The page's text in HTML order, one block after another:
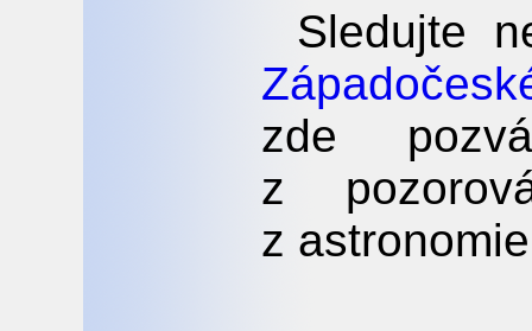
Sledujte
zde
z
z